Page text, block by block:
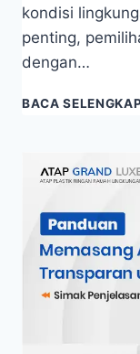
kondisi
penting,
dengan…
BACA